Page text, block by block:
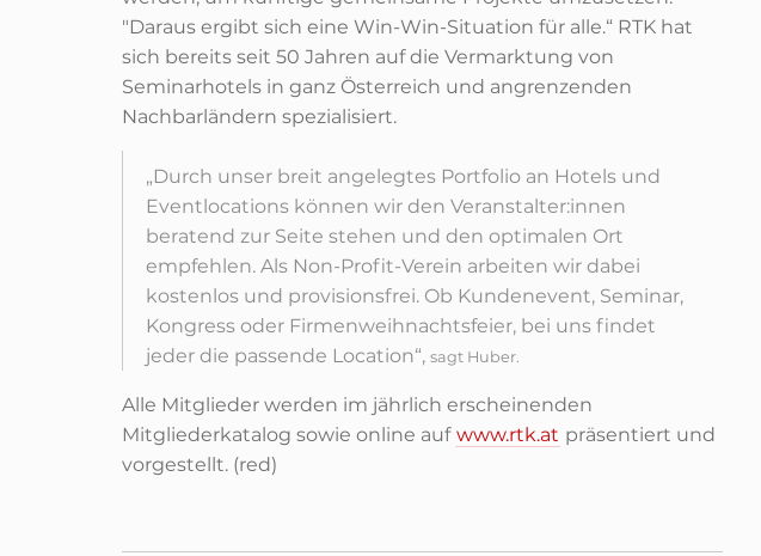
"Daraus ergibt sich eine Win-Win-Situation für alle.“ RTK hat
sich bereits seit 50 Jahren auf die Vermarktung von
Seminarhotels in ganz Österreich und angrenzenden
Nachbarländern spezialisiert.
„Durch unser breit angelegtes Portfolio an Hotels und
Eventlocations können wir den Veranstalter:innen
beratend zur Seite stehen und den optimalen Ort
empfehlen. Als Non-Profit-Verein arbeiten wir dabei
kostenlos und provisionsfrei. Ob Kundenevent, Seminar,
Kongress oder Firmenweihnachtsfeier, bei uns findet
jeder die passende Location“,sagt Huber.
Alle Mitglieder werden im jährlich erscheinenden
Mitgliederkatalog sowie online auf www.rtk.at präsentiert und
vorgestellt. (red)